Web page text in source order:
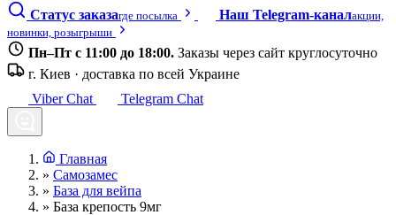
Статус заказагде посылка Наш Telegram-каналакции,
новинки, розыгрыши
Пн–Пт с 11:00 до 18:00. Заказы через сайт круглосуточно
г. Киев · доставка по всей Украине
Viber Chat
Telegram Chat
Главная
» Самозамес
» База для вейпа
» База крепость 9мг